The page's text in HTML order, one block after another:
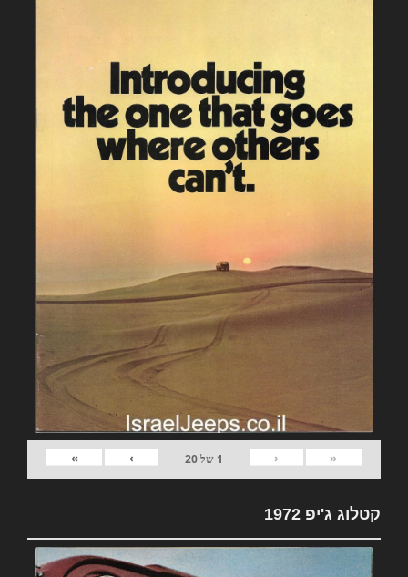
«
‹
1 של20
›
»
קטלוג ג'יפ 1972